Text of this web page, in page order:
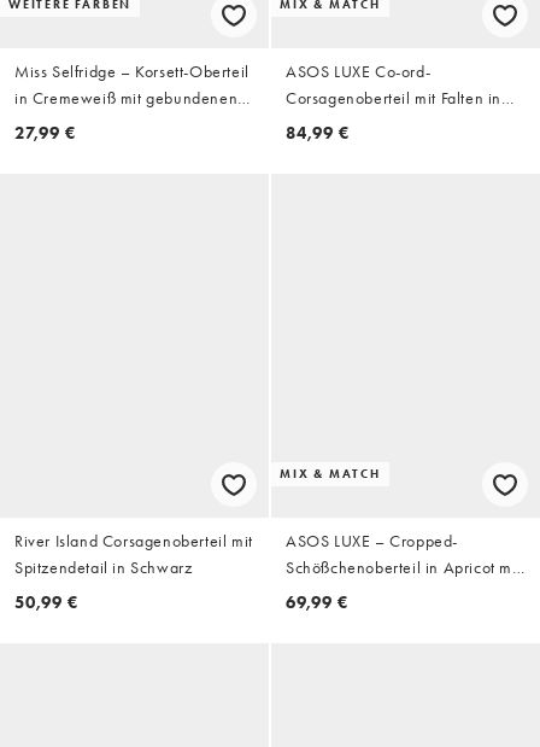
WEITERE FARBEN
Miss Selfridge – Korsett-Oberteil
in Cremeweiß mit gebundenen
Trägern
27,99 €
MIX & MATCH
ASOS LUXE Co-ord-
Corsagenoberteil mit Falten in
Rost
84,99 €
River Island Corsagenoberteil mit
Spitzendetail in Schwarz
50,99 €
MIX & MATCH
ASOS LUXE – Cropped-
Schößchenoberteil in Apricot mit
Blumendetail, Kombiteil
69,99 €